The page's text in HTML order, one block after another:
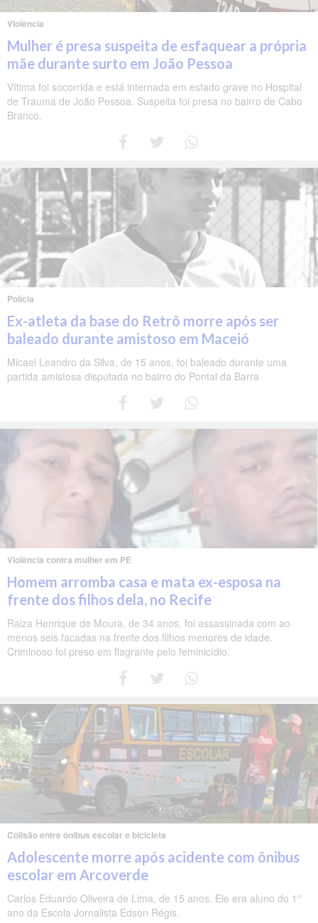
Violência
Mulher é presa suspeita de esfaquear a própria
mãe durante surto em João Pessoa
Vítima foi socorrida e está internada em estado grave no Hospital
de Trauma de João Pessoa. Suspeita foi presa no bairro de Cabo
Branco.
Polícia
Ex-atleta da base do Retrô morre após ser
baleado durante amistoso em Maceió
Micael Leandro da Silva, de 15 anos, foi baleado durante uma
partida amistosa disputada no bairro do Pontal da Barra
Violência contra mulher em PE
Homem arromba casa e mata ex-esposa na
frente dos filhos dela, no Recife
Raiza Henrique de Moura, de 34 anos, foi assassinada com ao
menos seis facadas na frente dos filhos menores de idade.
Criminoso foi preso em flagrante pelo feminicídio.
Colisão entre ônibus escolar e bicicleta
Adolescente morre após acidente com ônibus
escolar em Arcoverde
Carlos Eduardo Oliveira de Lima, de 15 anos. Ele era aluno do 1°
ano da Escola Jornalista Edson Régis.